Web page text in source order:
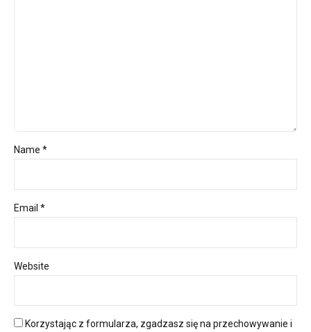
Name *
Email *
Website
Korzystając z formularza, zgadzasz się na przechowywanie i